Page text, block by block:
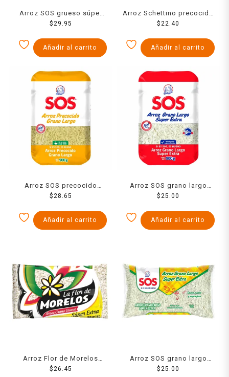
Arroz SOS grueso súper
extra 900 g
$ 29.95
Añadir al carrito
Arroz Schettino precocido
1 kg
$ 22.40
Añadir al carrito
Arroz SOS precocido
grano largo 900 g
$28.65
Añadir al carrito
Arroz SOS grano largo
súper extra 900 g
$25.00
Añadir al carrito
Arroz Flor de Morelos
súper extra 1 kg
$26.45
Arroz SOS grano largo
uruguayo 900 g
$25.00